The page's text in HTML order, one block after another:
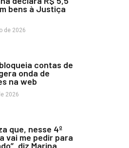
bens à Justiça
de 2026
contas de
onda de
na web
2026
que, nesse 4º
vai me pedir para
diz Marina